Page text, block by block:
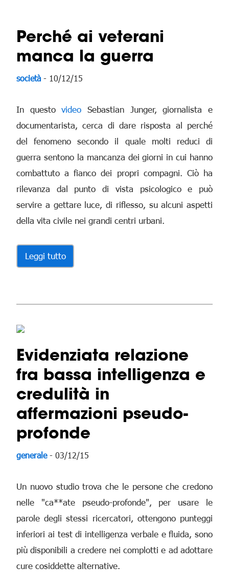
Perché ai veterani
manca la guerra
società - 10/12/15
In questovideo Sebastian Junger, giornalista e
documentarista, cerca di dare risposta al perché
del fenomeno secondo il quale molti reduci di
guerra sentono la mancanza dei giorni in cui hanno
combattuto a fianco dei propri compagni. Ciò ha
rilevanza dal punto di vista psicologico e può
servire a gettare luce, di riflesso, su alcuni aspetti
della vita civile nei grandi centri urbani.
Leggi tutto
Evidenziata relazione
fra bassa intelligenza e
credulità in
affermazioni pseudo-
profonde
generale- 03/12/15
Un nuovo studio trova che le persone che credono
nelle "ca**ate pseudo-profonde", per usare le
parole degli stessi ricercatori, ottengono punteggi
inferiori ai test di intelligenza verbale e fluida, sono
più disponibili a credere nei complotti e ad adottare
cure cosiddette alternative.